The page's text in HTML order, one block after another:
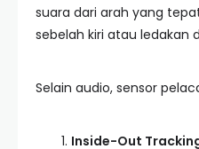
suara dari arah yang
sebelah kiri atau ledakan
Selain audio, sensor
Inside-Out